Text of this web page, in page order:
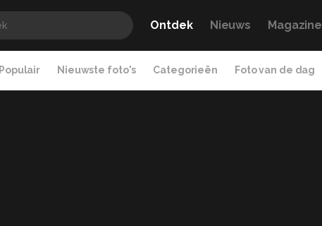
Ontdek Nieuws Magazine
Populair Nieuwste foto's Categorieën Foto van de dag